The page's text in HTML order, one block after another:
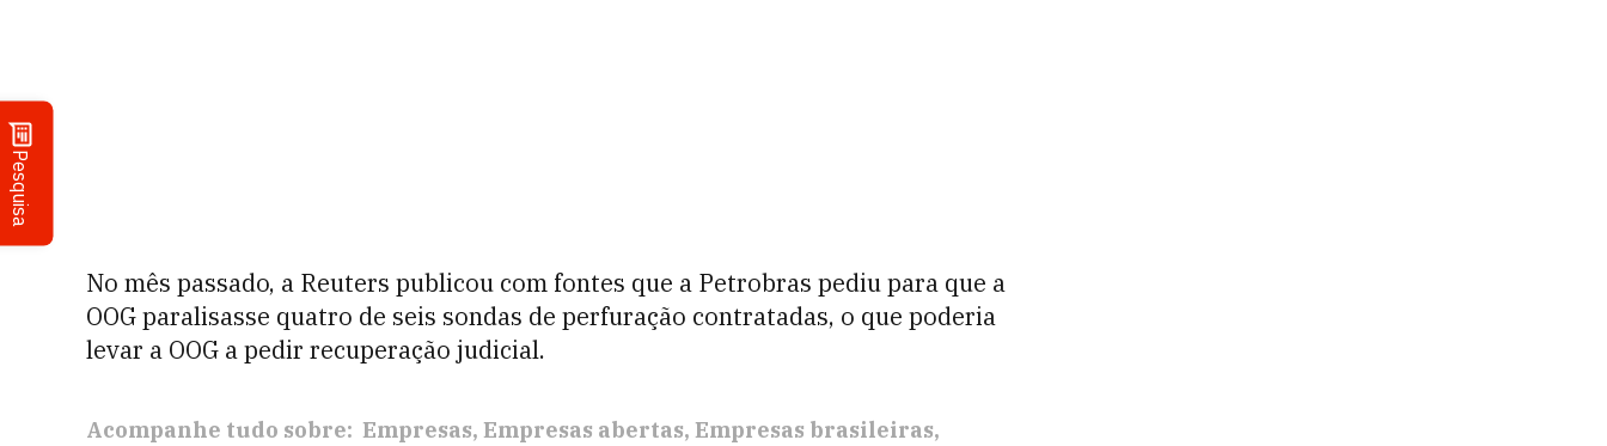
Pesquisa
No mês passado, a Reuters publicou com fontes que a Petrobras pediu para que a
OOG paralisasse quatro de seis sondas de perfuração contratadas, o que poderia
levar a OOG a pedir recuperação judicial.
Acompanhe tudo sobre: Empresas Empresas abertas Empresas brasileiras